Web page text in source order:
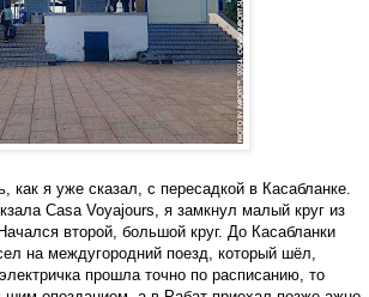
как я уже сказал, с пересадкой в Касабланке.
Casa Voyajours, я замкнул малый круг из
второй, большой круг. До Касабланки
на междугородний поезд, который шёл,
прошла точно по расписанию, то